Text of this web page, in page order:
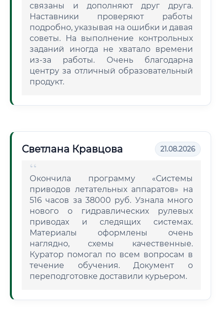
связаны и дополняют друг друга.
Наставники проверяют работы
подробно, указывая на ошибки и давая
советы. На выполнение контрольных
заданий иногда не хватало времени
из-за работы. Очень благодарна
центру за отличный образовательный
продукт.
Светлана Кравцова 21.08.2026
Окончила программу «Системы
приводов летательных аппаратов» на
516 часов за 38000 руб. Узнала много
нового о гидравлических рулевых
приводах и следящих системах.
Материалы оформлены очень
наглядно, схемы качественные.
Куратор помогал по всем вопросам в
течение обучения. Документ о
переподготовке доставили курьером.